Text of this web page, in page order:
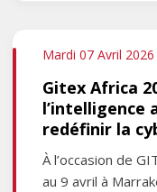
Mardi 07 Avril
Gitex Africa
l’intelligence
redéfinir la
À l’occasion de
au 9 avril à